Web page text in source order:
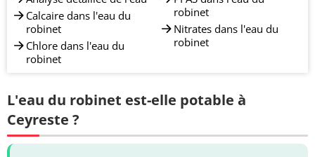
Calcaire dans l'eau du
robinet
Chlore dans l'eau du
robinet
robinet
Nitrates dans l'eau du
robinet
L'eau du robinet est-elle potable à
Ceyreste ?